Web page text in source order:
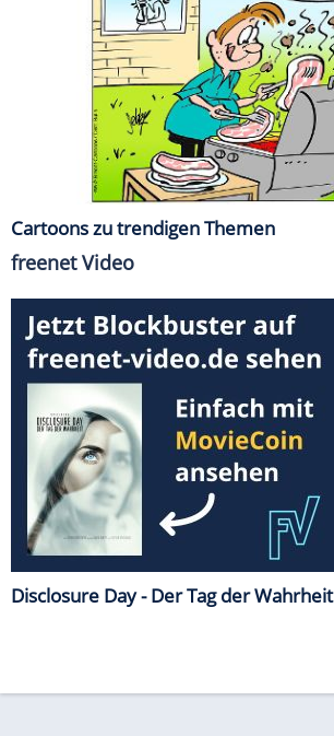
Cartoons zu trendigen Themen
freenet Video
Disclosure Day - Der Tag der Wahrheit